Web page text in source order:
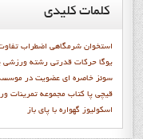
کلماتکلیدی
استخوان شرمگاهي اضطراب
یوگا حرکات قدرتی رشته ورزشی
سوئز خاصره ای عضویت در
قيچي پا كتاب مجموعه تمرينات
اسکولیوز گهواره با پاي باز